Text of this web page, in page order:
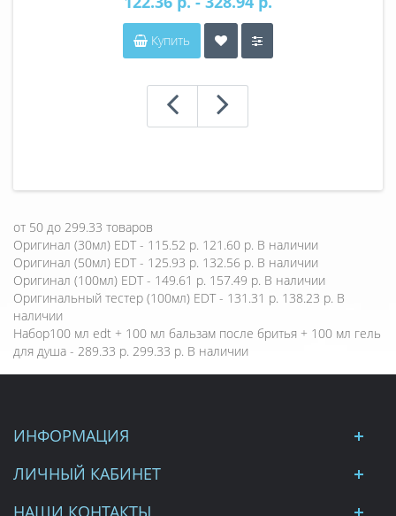
Купить
от 50 до 299.33 товаров
Оригинал (30мл) EDT - 115.52 р. 121.60 р. В наличии
Оригинал (50мл) EDT - 125.93 р. 132.56 р. В наличии
Оригинал (100мл) EDT - 149.61 р. 157.49 р. В наличии
Оригинальный тестер (100мл) EDT - 131.31 р. 138.23 р. В
наличии
Набор100 мл edt + 100 мл бальзам после бритья + 100 мл гель
для душа - 289.33 р. 299.33 р. В наличии
ИНФОРМАЦИЯ
ЛИЧНЫЙ КАБИНЕТ
НАШИ КОНТАКТЫ